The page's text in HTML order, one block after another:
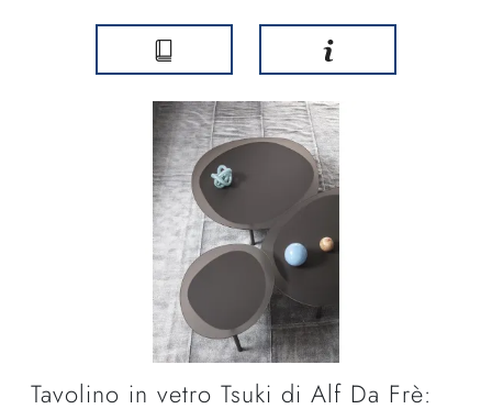
Tavolino in vetro Tsuki di Alf Da Frè: